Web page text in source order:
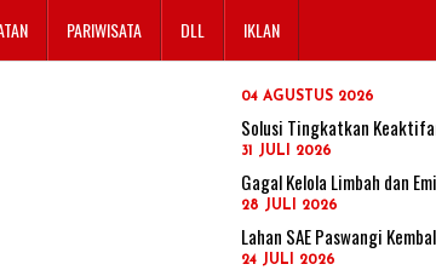
PARIWISATA DLL IKLAN
04 AGUSTUS 2026
Solusi Tingkatkan
31 JULI 2026
Gagal Kelola Limbah dan
28 JULI 2026
Lahan SAE Paswangi
24 JULI 2026